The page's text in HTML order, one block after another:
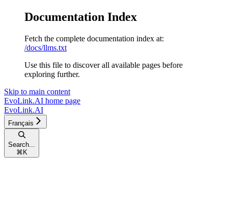
Documentation Index
Fetch the complete documentation index at:
/docs/llms.txt
Use this file to discover all available pages before
exploring further.
Skip to main content
EvoLink.AI home page
EvoLink.AI
Français
Search...
⌘ K